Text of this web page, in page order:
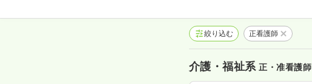
絞り込む 正看護師
介護・福祉系正・准看護師